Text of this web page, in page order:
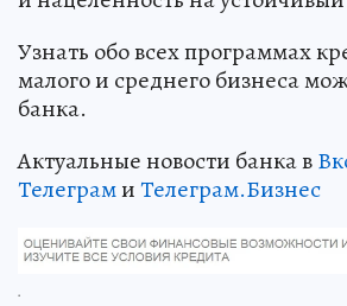
Узнать обо всех программах
малого и среднего бизнеса
банка.
Актуальные новости банка в
ТелеграмиТелеграм.Бизнес
.